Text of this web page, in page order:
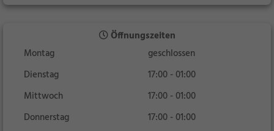
Öffnungszeiten
Montag
geschlossen
Dienstag
17:00 - 01:00
Mittwoch
17:00 - 01:00
Donnerstag
17:00 - 01:00